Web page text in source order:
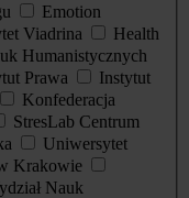
Emotion
Viadrina
Health
Humanistycznych
Prawa
Instytut
Konfederacja
StresLab Centrum
Uniwersytet
Krakowie
Nauk